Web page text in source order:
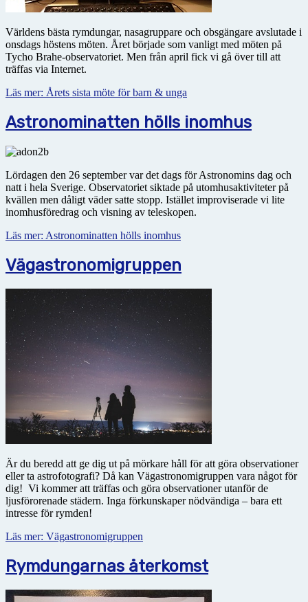
Världens bästa rymdungar, nasagruppare och obsgängare avslutade i
onsdags höstens möten. Året började som vanligt med möten på
Tycho Brahe-observatoriet. Men från april fick vi gå över till att
träffas via Internet.
Läs mer: Årets sista möte för barn & unga
Astronominatten hölls inomhus
Lördagen den 26 september var det dags för Astronomins dag och
natt i hela Sverige. Observatoriet siktade på utomhusaktiviteter på
kvällen men dåligt väder satte stopp. Istället improviserade vi lite
inomhusföredrag och visning av teleskopen.
Läs mer: Astronominatten hölls inomhus
Vägastronomigruppen
Är du beredd att ge dig ut på mörkare håll för att göra observationer
eller ta astrofotografi? Då kan Vägastronomigruppen vara något för
dig! Vi kommer att träffas och göra observationer utanför de
ljusförorenade städern. Inga förkunskaper nödvändiga – bara ett
intresse för rymden!
Läs mer: Vägastronomigruppen
Rymdungarnas återkomst